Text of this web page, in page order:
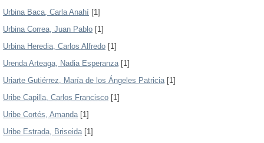
Urbina Baca, Carla Anahí [1]
Urbina Correa, Juan Pablo [1]
Urbina Heredia, Carlos Alfredo [1]
Urenda Arteaga, Nadia Esperanza[1]
Uriarte Gutiérrez, María de los Ángeles Patricia[1]
Uribe Capilla, Carlos Francisco [1]
Uribe Cortés, Amanda[1]
Uribe Estrada, Briseida[1]